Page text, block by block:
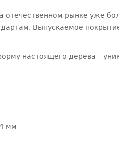
отечественном рынке уже
Выпускаемое
настоящего дерева –
мм